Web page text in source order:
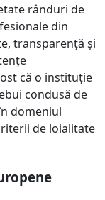
rânduri de
din
transparență și
că o instituție
condusă de
domeniul
de loialitate